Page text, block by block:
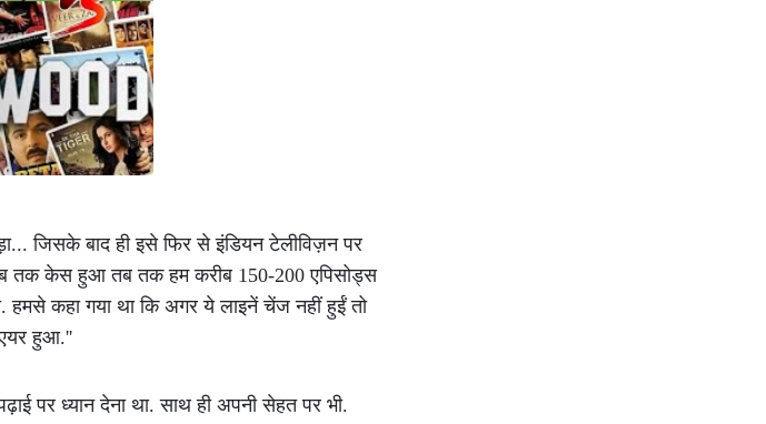
जिसके बाद ही इसे फिर से इंडियन टेलीविज़न पर
जब तक केस हुआ तब तक हम करीब 150-200 एपिसोड्स
कहा गया था कि अगर ये लाइनें चेंज नहीं हुईं तो
एयर हुआ.''
पर ध्यान देना था. साथ ही अपनी सेहत पर भी.